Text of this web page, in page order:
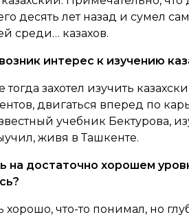
десять лет назад и сумел
среди… казахов.
интерес к изучению
тогда захотел изучить
двигаться вперед по
учебник Бектурова,
живя в Ташкенте.
на достаточно хорошем
хорошо, что-то понимал, но